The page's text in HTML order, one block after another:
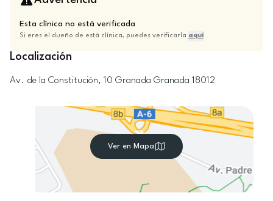
Esta clínica no está verificada
Si eres el dueño de está clínica, puedes verificarla aquí
Localización
Av. de la Constitución, 10 Granada Granada 18012
Ver en Mapa